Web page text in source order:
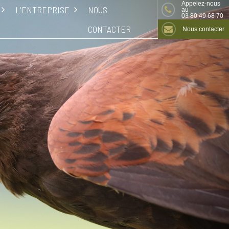
L'ENTREPRISE
NOUS
CONTACTER
Appelez-nous
au
03 80 49 68 70
Nous contacter